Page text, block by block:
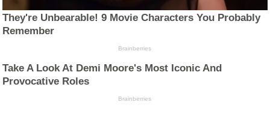
They're Unbearable! 9 Movie Characters You Probably
Remember
Brainberries
Take A Look At Demi Moore's Most Iconic And
Provocative Roles
Brainberries